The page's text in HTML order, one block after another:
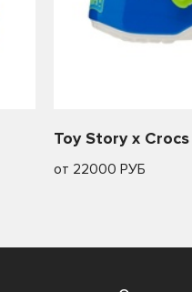
Toy Story x
от 22000 РУБ